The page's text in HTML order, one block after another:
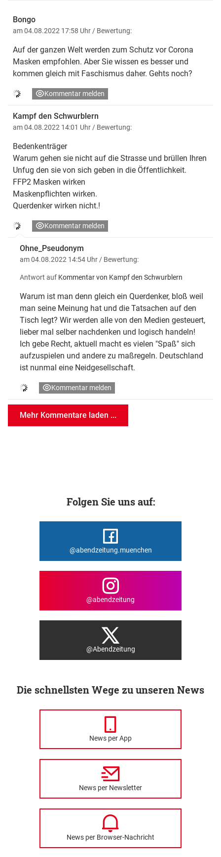
Bongo
am 04.08.2022 17:58 Uhr / Bewertung:
Auf der ganzen Welt werden zum Schutz vor Corona
Masken empfohlen. Aber Sie wissen es besser und
kommen gleich mit Faschismus daher. Gehts noch?
Kommentar melden
Kampf den Schwurblern
am 04.08.2022 14:01 Uhr / Bewertung:
Bedenkenträger
Warum gehen sie nicht auf die Strasse und brüllen Ihren
Unfug den sie von sich geben in die Öffentlichkeit.
FFP2 Masken wirken
Maskenpflichten wirken.
Querdenker wirken nicht.!
Kommentar melden
Ohne_Pseudonym
am 04.08.2022 14:54 Uhr / Bewertung:
Antwort auf Kommentar von Kampf den Schwurblern
Warum ist man denn gleich ein Querdenker, bloß weil
man seine Meinung hat und die Tatsachen auf den
Tisch legt? Wir werden alle von den Medien gesteuert,
lieber mal selber nachdenken und logisch handeln!
Ich gebe Recht, aktuell macht es vielen "Spaß" sich
aufzuspielen und andere zu maßregeln. Deutschland
ist nunmal eine Neidgesellschaft.
Kommentar melden
Mehr Kommentare laden ...
Folgen Sie uns auf:
@abendzeitung.muenchen
@abendzeitung
@Abendzeitung
Die schnellsten Wege zu unseren News
News per App
News per Newsletter
News per Browser-Nachricht